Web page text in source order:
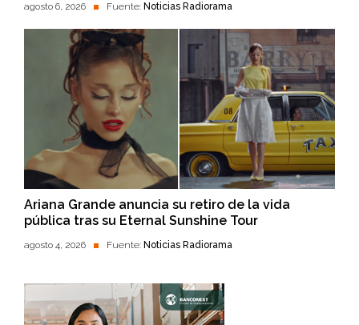
agosto 6, 2026 Fuente: Noticias Radiorama
Ariana Grande anuncia su retiro de la vida
pública tras su Eternal Sunshine Tour
agosto 4, 2026 Fuente: Noticias Radiorama